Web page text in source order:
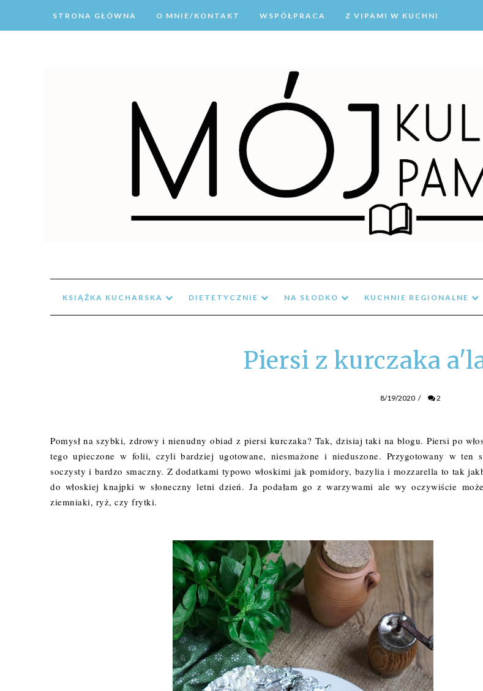
STRONA GŁÓWNA O MNIE/KONTAKT WSPÓŁPRACA Z VIPAMI W KUCHNI
KSIĄŻKA KUCHARSKA DIETETYCZNIE NA SŁODKO KUCHNIE REGIONALNE
Piersi z kurczaka
8/19/2020 / 2
Pomysł na szybki, zdrowy i nienudny obiad z piersi kurczaka? Tak, dzisiaj taki na blogu. Piersi po
tego upieczone w folii, czyli bardziej ugotowane, niesmażone i nieduszone. Przygotowany w ten
soczysty i bardzo smaczny. Z dodatkami typowo włoskimi jak pomidory, bazylia i mozzarella to tak
do włoskiej knajpki w słoneczny letni dzień. Ja podałam go z warzywami ale wy oczywiście
ziemniaki, ryż, czy frytki.